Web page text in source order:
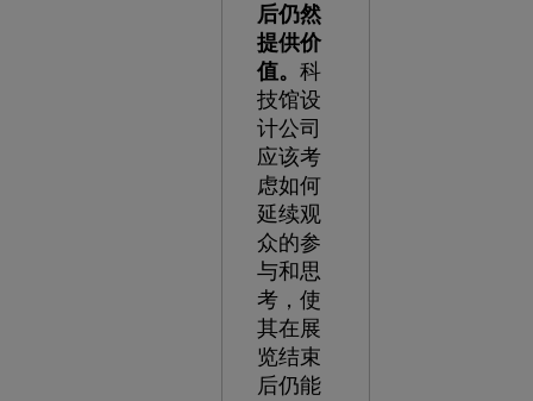
后仍然
提供价
值。 科
技馆设
计公司
应该考
虑如何
延续观
众的参
与和思
考，使
其在展
览结束
后仍能